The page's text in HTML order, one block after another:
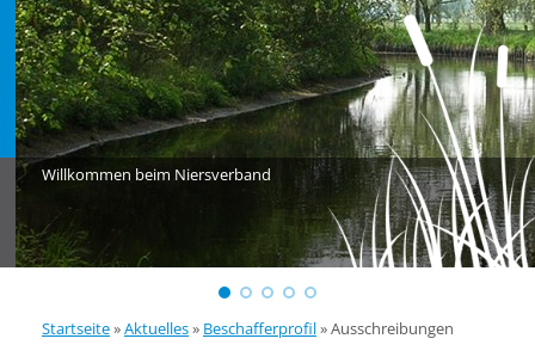
Willkommen beim Niersverband
Startseite»Aktuelles» Beschafferprofil»Ausschreibungen